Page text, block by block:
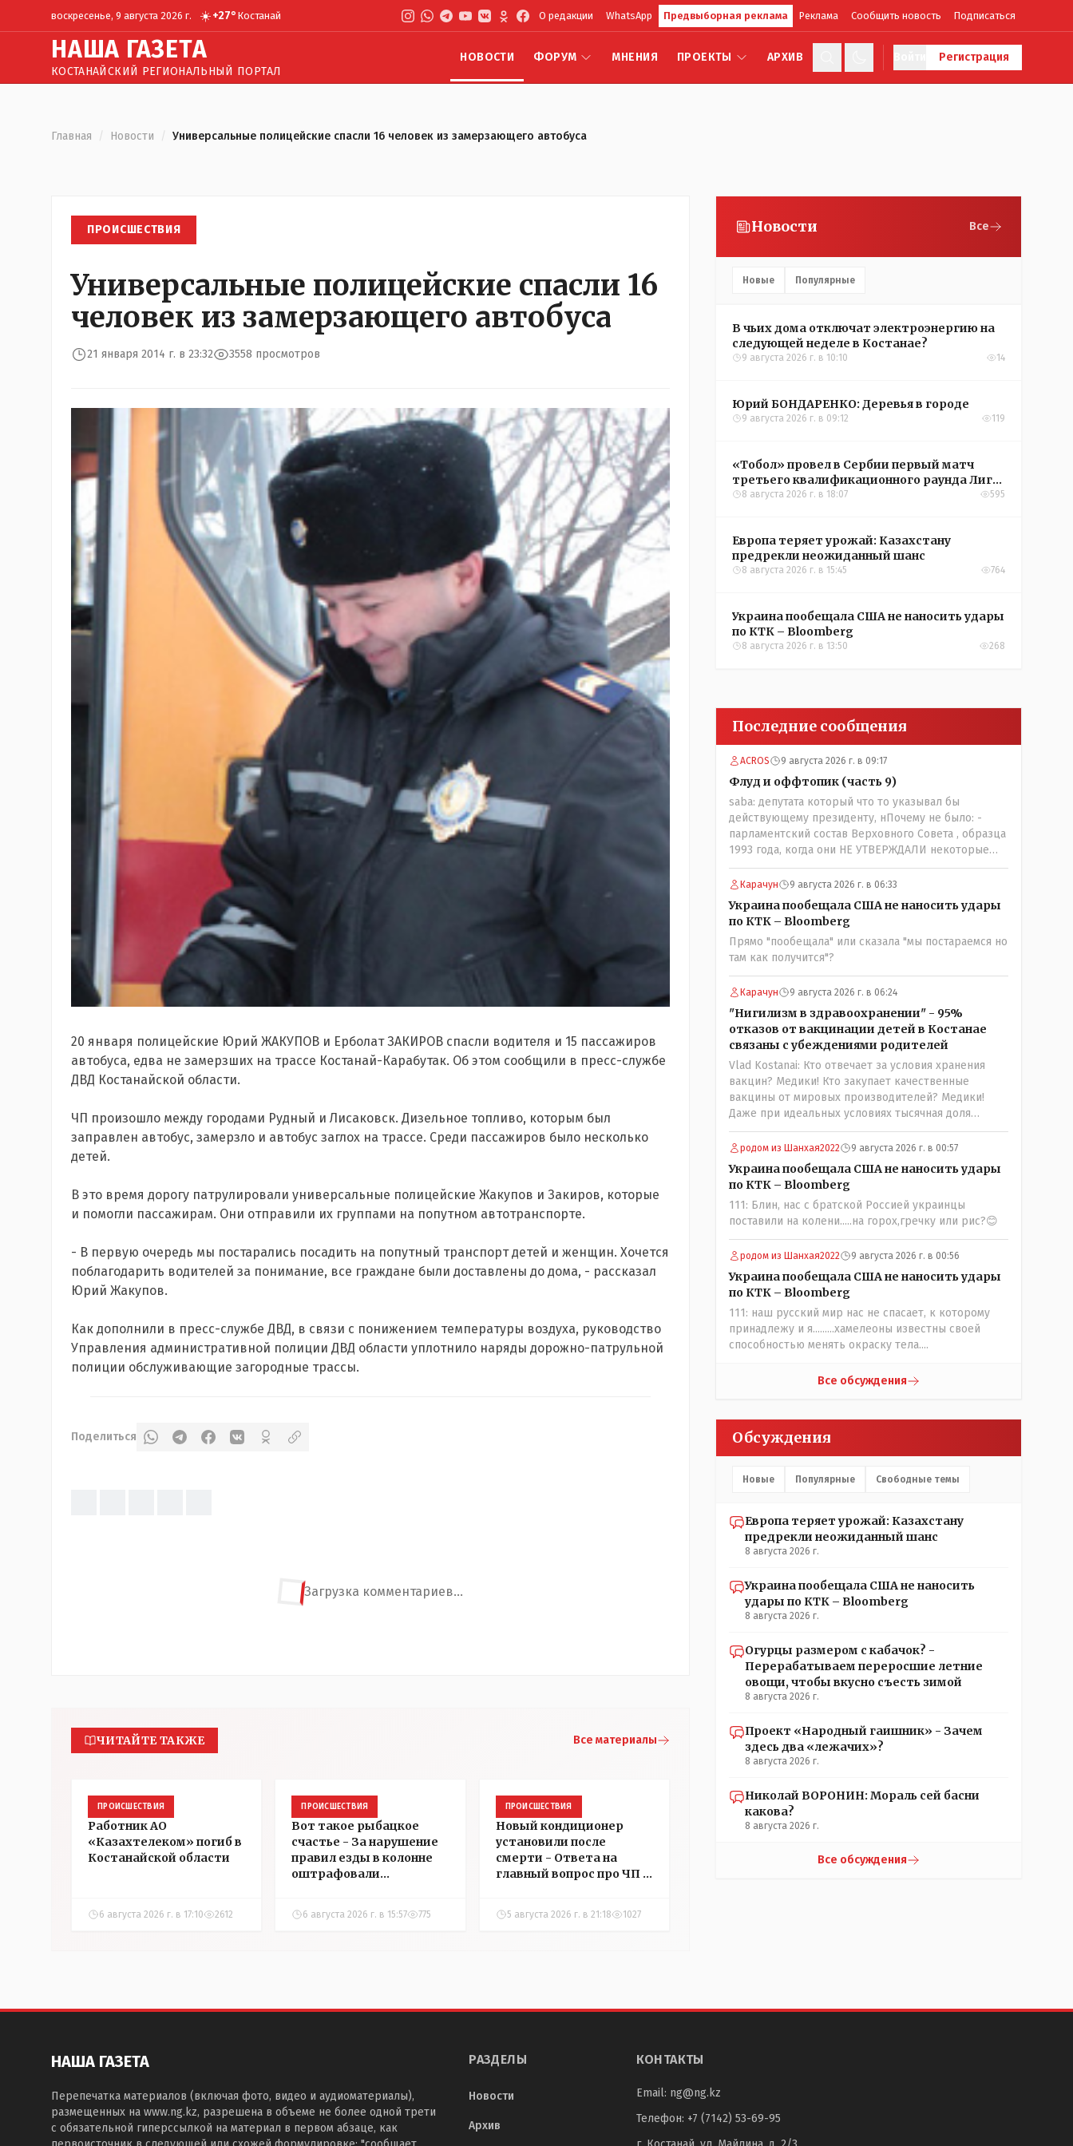
воскресенье, 9 августа 2026 г. ☀️+27° Костанай О редакции WhatsApp Предвыборная реклама Реклама Сообщить новость Подписаться
НАША ГАЗЕТА
КОСТАНАЙСКИЙ РЕГИОНАЛЬНЫЙ ПОРТАЛ
НОВОСТИ ФОРУМ МНЕНИЯ ПРОЕКТЫ АРХИВ Регистрация
Главная / Новости / Универсальные полицейские спасли 16 человек из замерзающего автобуса
ПРОИСШЕСТВИЯ
Универсальные полицейские спасли 16
человек из замерзающего автобуса
21 января 2014 г. в 23:32 3558 просмотров
20 января полицейские Юрий ЖАКУПОВ и Ерболат ЗАКИРОВ спасли водителя и 15 пассажиров
автобуса, едва не замерзших на трассе Костанай-Карабутак. Об этом сообщили в пресс-службе
ДВД Костанайской области.
ЧП произошло между городами Рудный и Лисаковск. Дизельное топливо, которым был
заправлен автобус, замерзло и автобус заглох на трассе. Среди пассажиров было несколько
детей.
В это время дорогу патрулировали универсальные полицейские Жакупов и Закиров, которые
и помогли пассажирам. Они отправили их группами на попутном автотранспорте.
- В первую очередь мы постарались посадить на попутный транспорт детей и женщин. Хочется
поблагодарить водителей за понимание, все граждане были доставлены до дома, - рассказал
Юрий Жакупов.
Как дополнили в пресс-службе ДВД, в связи с понижением температуры воздуха, руководство
Управления административной полиции ДВД области уплотнило наряды дорожно-патрульной
полиции обслуживающие загородные трассы.
Поделиться
Загрузка комментариев...
ЧИТАЙТЕ ТАКЖЕ Все материалы
ПРОИСШЕСТВИЯ
Работник АО
«Казахтелеком» погиб в
Костанайской области
6 августа 2026 г. в 17:10 2612
ПРОИСШЕСТВИЯ
Вот такое рыбацкое
счастье - За нарушение
правил езды в колонне
оштрафовали
Аркалыке
6 августа 2026 г. в 15:57 775
ПРОИСШЕСТВИЯ
Новый кондиционер
установили после
смерти - Ответа на
главный вопрос про ЧП в
добивалась три дня
5 августа 2026 г. в 21:18 1027
Новости Все
Новые Популярные
В чьих дома отключат электроэнергию на
следующей неделе в Костанае?
9 августа 2026 г. в 10:10 14
Юрий БОНДАРЕНКО: Деревья в городе
9 августа 2026 г. в 09:12 119
«Тобол» провел в Сербии первый матч
третьего квалификационного раунда Лиги
конференций УЕФА
8 августа 2026 г. в 18:07 595
Европа теряет урожай: Казахстану
предрекли неожиданный шанс
8 августа 2026 г. в 15:45 764
Украина пообещала США не наносить удары
по КТК – Bloomberg
8 августа 2026 г. в 13:50 268
Последние сообщения
ACROS 9 августа 2026 г. в 09:17
Флуд и оффтопик (часть 9)
saba: депутата который что то указывал бы
действующему президенту, нПочему не было: -
парламентский состав Верховного Совета , образца
1993 года, когда они НЕ УТВЕРЖДАЛИ некоторые
Указы Назарбаева, особенно в части выборов и
перевыборов и некоторых вопросах внутренней
политики, и тогда Назарбай волевым Указом
РАСПУСТИЛ этот бунтарский состав. Имя -
Серикболсын Абдильдин вам знакомо - юывший
секретарь ЦК КП Казахстана , впоследствии -
депутат Верховного Совета и Мажлиса и
Председатель партии коммунстов- он в то время и
после и причём НЕОДНОКРАТНО, указывал и
многократно на недостатки Назарбая и предлагал
ему самому ДОБРОВОЛЬНО уйти с поста
Президента.
Карачун 9 августа 2026 г. в 06:33
Украина пообещала США не наносить удары
по КТК – Bloomberg
Прямо "пообещала" или сказала "мы постараемся но
там как получится"?
Карачун 9 августа 2026 г. в 06:24
"Нигилизм в здравоохранении" - 95%
отказов от вакцинации детей в Костанае
связаны с убеждениями родителей
Vlad Kostanai: Кто отвечает за условия хранения
вакцин? Медики! Кто закупает качественные
вакцины от мировых производителей? Медики!
Даже при идеальных условиях тысячная доля
процента от всех вакцинированных может иметь
плохие последствия от прививки. Бумага нужна как
защита от дол.....бов не дружащих с школьными
курсами предметов, в частности биологии и
математики. Vlad Kostanai: Поэтому люди и
отказываются и я в том числе своих не
прививал.Лично я вам и тем другим людям
благодарен. Добровольные действия направленные
на сокращение частотности появления в популяции
соответствующих комбинаций генов заслуживают
благодарности. Мы и без того основательно
загубили нормальный естественный отбор.
родом из Шанхая2022 9 августа 2026 г. в 00:57
Украина пообещала США не наносить удары
по КТК – Bloomberg
111: Блин, нас с братской Россией украинцы
поставили на колени.....на горох,гречку или рис?😊
родом из Шанхая2022 9 августа 2026 г. в 00:56
Украина пообещала США не наносить удары
по КТК – Bloomberg
111: наш русский мир нас не спасает, к которому
принадлежу и я.........хамелеоны известны своей
способностью менять окраску тела....
Все обсуждения
Обсуждения
Новые Популярные Свободные темы
Европа теряет урожай: Казахстану
предрекли неожиданный шанс
8 августа 2026 г.
Украина пообещала США не наносить
удары по КТК – Bloomberg
8 августа 2026 г.
Огурцы размером с кабачок? -
Перерабатываем переросшие летние
овощи, чтобы вкусно съесть зимой
8 августа 2026 г.
Проект «Народный гаишник» - Зачем
здесь два «лежачих»?
8 августа 2026 г.
Николай ВОРОНИН: Мораль сей басни
какова?
8 августа 2026 г.
Все обсуждения
НАША ГАЗЕТА
Перепечатка материалов (включая фото, видео и аудиоматериалы),
размещенных на www.ng.kz, разрешена в объеме не более одной трети
с обязательной гиперссылкой на материал в первом абзаце, как
РАЗДЕЛЫ
Новости
Архив
КОНТАКТЫ
Email: ng@ng.kz
Телефон: +7 (7142) 53-69-95